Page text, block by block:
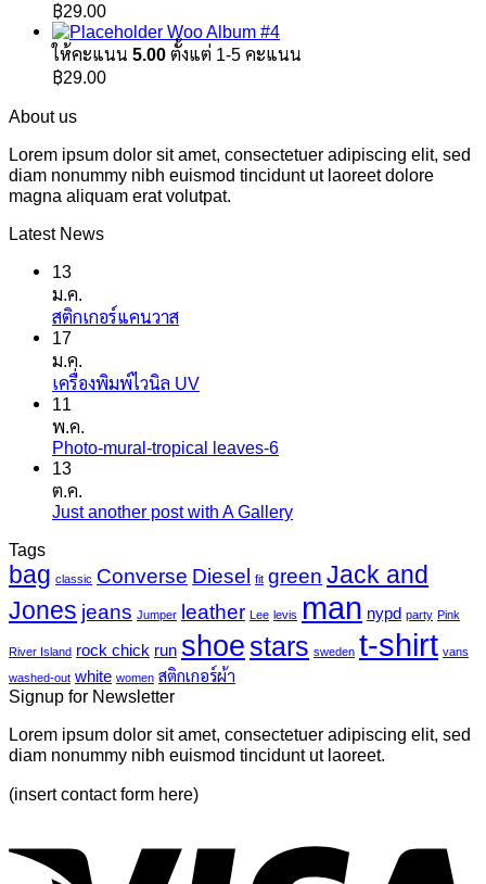
฿29.00
Woo Album #4
ให้คะแนน 5.00 ตั้งแต่ 1-5 คะแนน
฿29.00
About us
Lorem ipsum dolor sit amet, consectetuer adipiscing elit, sed
diam nonummy nibh euismod tincidunt ut laoreet dolore
magna aliquam erat volutpat.
Latest News
13
ม.ค.
สติกเกอร์แคนวาสไม่มี
บน
เกอร์
17
ม.ค.
เครื่องพิมพ์ไวนิล UVไม่มี
บน
นิล
11
พ.ค.
Photo-mural-tropical leaves-6ไม่มี
บน
tropical
leaves-
6
13
ต.ค.
Just another post with A Galleryไม่มี
บน
Just
another
post
with
Tags
bag classic Converse Diesel fit green Jack and
Jones jeans Jumper leather Lee levis man nypd party Pink
River Island rock chick run shoe stars sweden t-shirt vans
washed-out white women สติกเกอร์ผ้า
Signup for Newsletter
Lorem ipsum dolor sit amet, consectetuer adipiscing elit, sed
diam nonummy nibh euismod tincidunt ut laoreet.
(insert contact form here)